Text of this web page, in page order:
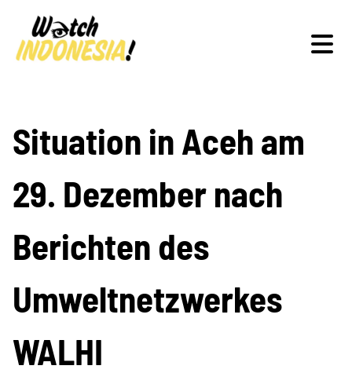
Schwerpunkte
Veranstaltungen
Publikationen
Situation in Aceh am
29. Dezember nach
Berichten des
Umweltnetzwerkes
WALHI